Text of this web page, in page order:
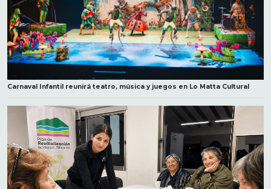
Carnaval Infantil reunirá teatro, música y juegos en Lo Matta Cultural